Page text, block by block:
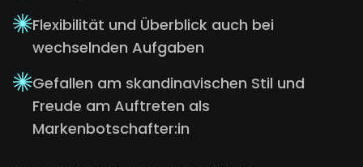
Flexibilität und Überblick auch bei
wechselnden Aufgaben
Gefallen am skandinavischen Stil und
Freude am Auftreten als
Markenbotschafter:in